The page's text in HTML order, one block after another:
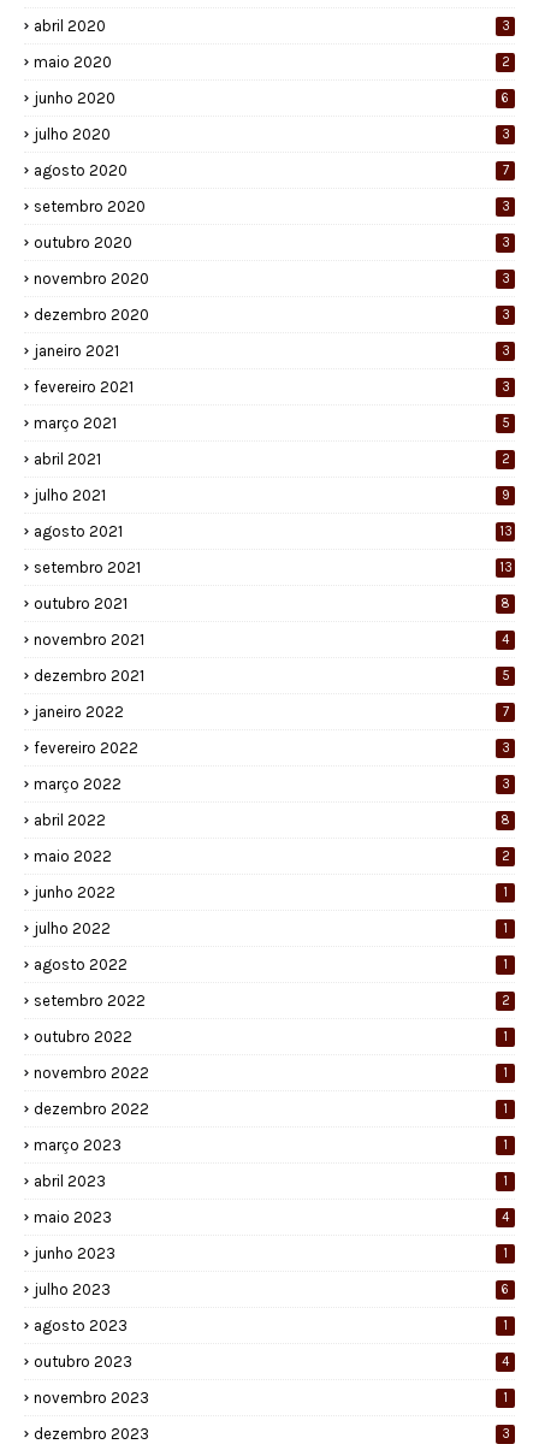
abril 2020 3
maio 2020 2
junho 2020 6
julho 2020 3
agosto 2020 7
setembro 2020 3
outubro 2020 3
novembro 2020 3
dezembro 2020 3
janeiro 2021 3
fevereiro 2021 3
março 2021 5
abril 2021 2
julho 2021 9
agosto 2021 13
setembro 2021 13
outubro 2021 8
novembro 2021 4
dezembro 2021 5
janeiro 2022 7
fevereiro 2022 3
março 2022 3
abril 2022 8
maio 2022 2
junho 2022 1
julho 2022 1
agosto 2022 1
setembro 2022 2
outubro 2022 1
novembro 2022 1
dezembro 2022 1
março 2023 1
abril 2023 1
maio 2023 4
junho 2023 1
julho 2023 6
agosto 2023 1
outubro 2023 4
novembro 2023 1
dezembro 2023 3